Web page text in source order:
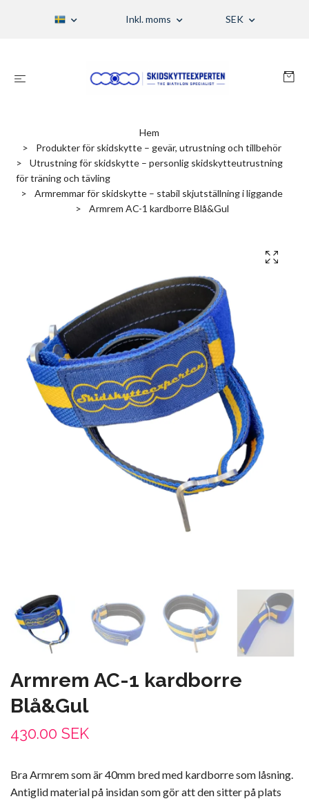
Inkl. moms SEK
Hem
Produkter för skidskytte – gevär, utrustning och tillbehör
Utrustning för skidskytte – personlig skidskytteutrustning
för träning och tävling
Armremmar för skidskytte – stabil skjutställning i liggande
Armrem AC-1 kardborre Blå&Gul
Armrem AC-1 kardborre
Blå&Gul
430.00 SEK
Bra Armrem som är 40mm bred med kardborre som låsning.
Antiglid material på insidan som gör att den sitter på plats